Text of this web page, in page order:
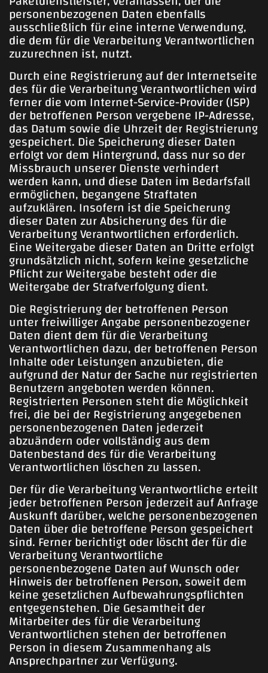
personenbezogenen Daten ebenfalls
ausschließlich für eine interne Verwendung,
die dem für die Verarbeitung Verantwortlichen
zuzurechnen ist, nutzt.
Durch eine Registrierung auf der Internetseite
des für die Verarbeitung Verantwortlichen wird
ferner die vom Internet-Service-Provider (ISP)
der betroffenen Person vergebene IP-Adresse,
das Datum sowie die Uhrzeit der Registrierung
gespeichert. Die Speicherung dieser Daten
erfolgt vor dem Hintergrund, dass nur so der
Missbrauch unserer Dienste verhindert
werden kann, und diese Daten im Bedarfsfall
ermöglichen, begangene Straftaten
aufzuklären. Insofern ist die Speicherung
dieser Daten zur Absicherung des für die
Verarbeitung Verantwortlichen erforderlich.
Eine Weitergabe dieser Daten an Dritte erfolgt
grundsätzlich nicht, sofern keine gesetzliche
Pflicht zur Weitergabe besteht oder die
Weitergabe der Strafverfolgung dient.
Die Registrierung der betroffenen Person
unter freiwilliger Angabe personenbezogener
Daten dient dem für die Verarbeitung
Verantwortlichen dazu, der betroffenen Person
Inhalte oder Leistungen anzubieten, die
aufgrund der Natur der Sache nur registrierten
Benutzern angeboten werden können.
Registrierten Personen steht die Möglichkeit
frei, die bei der Registrierung angegebenen
personenbezogenen Daten jederzeit
abzuändern oder vollständig aus dem
Datenbestand des für die Verarbeitung
Verantwortlichen löschen zu lassen.
Der für die Verarbeitung Verantwortliche erteilt
jeder betroffenen Person jederzeit auf Anfrage
Auskunft darüber, welche personenbezogenen
Daten über die betroffene Person gespeichert
sind. Ferner berichtigt oder löscht der für die
Verarbeitung Verantwortliche
personenbezogene Daten auf Wunsch oder
Hinweis der betroffenen Person, soweit dem
keine gesetzlichen Aufbewahrungspflichten
entgegenstehen. Die Gesamtheit der
Mitarbeiter des für die Verarbeitung
Verantwortlichen stehen der betroffenen
Person in diesem Zusammenhang als
Ansprechpartner zur Verfügung.